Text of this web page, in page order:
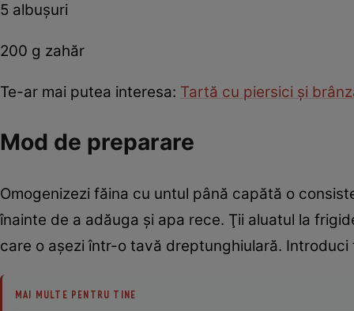
5 albuşuri
200 g zahăr
Te-ar mai putea interesa: Tartă cu piersici şi
Mod de preparare
Omogenizezi făina cu untul până capătă o
înainte de a adăuga şi apa rece. Ţii aluatul la
care o aşezi într-o tavă dreptunghiulară.
MAI MULTE PENTRU TINE